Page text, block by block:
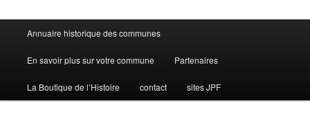
Menu
principal
Annuaire historique des communes
En savoir plus sur votre commune Partenaires
La Boutique de l’Histoire contact sites JPF